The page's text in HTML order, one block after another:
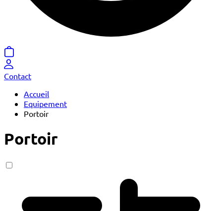
Contact
Accueil
Equipement
Portoir
Portoir